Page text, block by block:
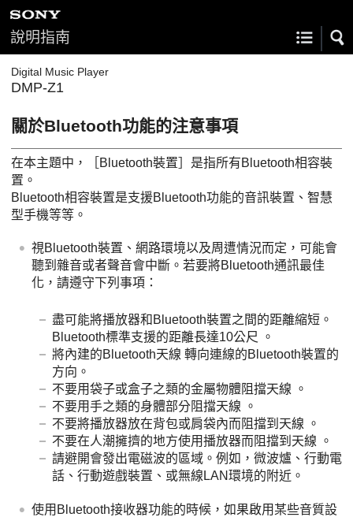
說明指南
Digital Music Player
DMP-Z1
關於Bluetooth功能的注意事項
在本主題中，［Bluetooth裝置］是指所有Bluetooth相容裝
置。
Bluetooth相容裝置是支援Bluetooth功能的音訊裝置、智慧
型手機等等。
視Bluetooth裝置、網路環境以及周遭情況而定，可能會
聽到雜音或者聲音會中斷。若要將Bluetooth通訊最佳
化，請遵守下列事項：
盡可能將播放器和Bluetooth裝置之間的距離縮短。
Bluetooth標準支援的距離長達10公尺 。
將內建的Bluetooth天線 轉向連線的Bluetooth裝置的
方向。
不要用袋子或盒子之類的金屬物體阻擋天線 。
不要用手之類的身體部分阻擋天線 。
不要將播放器放在背包或肩袋內而阻擋到天線 。
不要在人潮擁擠的地方使用播放器而阻擋到天線 。
請避開會發出電磁波的區域。例如，微波爐、行動電
話、行動遊戲裝置、或無線LAN環境的附近。
使用Bluetooth接收器功能的時候，如果啟用某些音質設